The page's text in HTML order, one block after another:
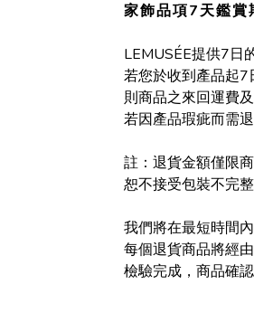
家飾品項7天鑑賞
LEMUSÉE提供7日
若您於收到產品起7
則商品之來回運費
若因產品瑕疵而需
註：退貨金額僅限
恕不接受包裝不完
我們將在最短時間
每個退貨商品將經
檢驗完成，商品確